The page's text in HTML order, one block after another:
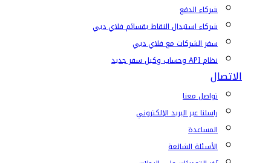
شركاء الدفع
شركاء استبدال النقاط بقسائم فلاي دبي
سفر الشركات مع فلاي دبي
نظام API وحساب وكيل سفر جديد
الاتصال
تواصل معنا
راسلنا عبر البريد الإلكتروني
المساعدة
الأسئلة الشائعة